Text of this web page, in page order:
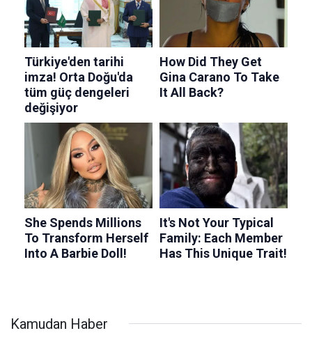
Kamudan Haber